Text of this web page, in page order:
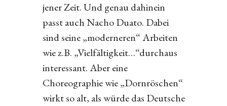
jener Zeit. Und genau dahinein
passt auch Nacho Duato. Dabei
sind seine „moderneren“ Arbeiten
wie z.B. „Vielfältigkeit…“durchaus
interessant. Aber eine
Choreographie wie „Dornröschen“
wirkt so alt, als würde das Deutsche